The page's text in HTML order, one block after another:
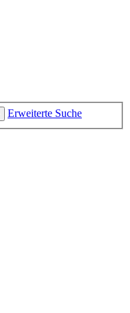
Erweiterte Suche